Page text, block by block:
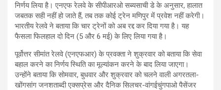
निर्णय लिया है। एनएफ रेलवे के सीपीआरओ सब्यसाची डे के अनुसार, हालात
जबतक सही नहीं हो जाते हैं, तब तक कोई ट्रेन मणिपुर में प्रवेश नहीं करेगी।
भारतीय रेलवे ने बताया कि चार ट्रेनों को अब रद्द कर दिया गया है। यह
फैसला फिलहाल दो दिन (5 और 6 मई) के लिए लिया गया है।
पूर्वोत्तर सीमांत रेलवे (एनएफआर) के प्रवक्ता ने शुक्रवार को बताया कि सेवा
बहाल करने का निर्णय स्थिति का मूल्यांकन करने के बाद लिया जाएगा।
उन्होंने बताया कि सोमवार, बुधवार और शुक्रवार को चलने वाली अगरतला-
खोंगसांग जनशताब्दी एक्सप्रेस और दैनिक सिलचर-वांगईचुंगपाओ पैसेंजर